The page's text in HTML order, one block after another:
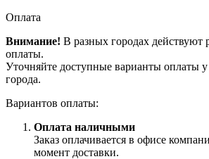
Оплата
Внимание! В разных городах действуют
оплаты.
Уточняйте доступные варианты оплаты
города.
Вариантов оплаты:
Оплата наличными
Заказ оплачивается в офисе
момент доставки.